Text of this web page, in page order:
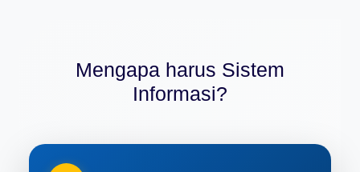
Mengapa harus Sistem
Informasi?